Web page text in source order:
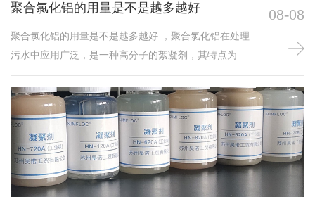
聚合氯化铝的用量是不是越多越好
聚合氯化铝的用量是不是越多越好 ，聚合氯化铝在处理
污水中应用广泛，是一种高分子的絮凝剂，其特点为混
凝性能好、絮体大、用量少、效率高、沉淀快、使用范
围广等，与传统絮凝剂相比，用量少，主要用于净化饮
用水和给水的水质处理，如除铁、除镉、除氟、除放射
性污染、除浮油等，还广泛应用于生活污水、工业废
水、污泥处理中。
08-08